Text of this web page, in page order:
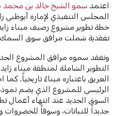
اعتمد سمو الشيخ خالد بن محمد
المجلس التنفيذي لإمارة أبوظبي
خطة تطوير مشروع رصيف ميناء
تفقدية شملت مرافق سوق السمك
وتفقد سموه مرافق المشروع
التطوير الشاملة لمنطقة ميناء
العريق باعتباره ميناءً تاريخياً.
الرئيسي للمشروع الذي يضم
السوق الجديد عند انتهاء أعمال
جديداً للنباتات، وسوقاً